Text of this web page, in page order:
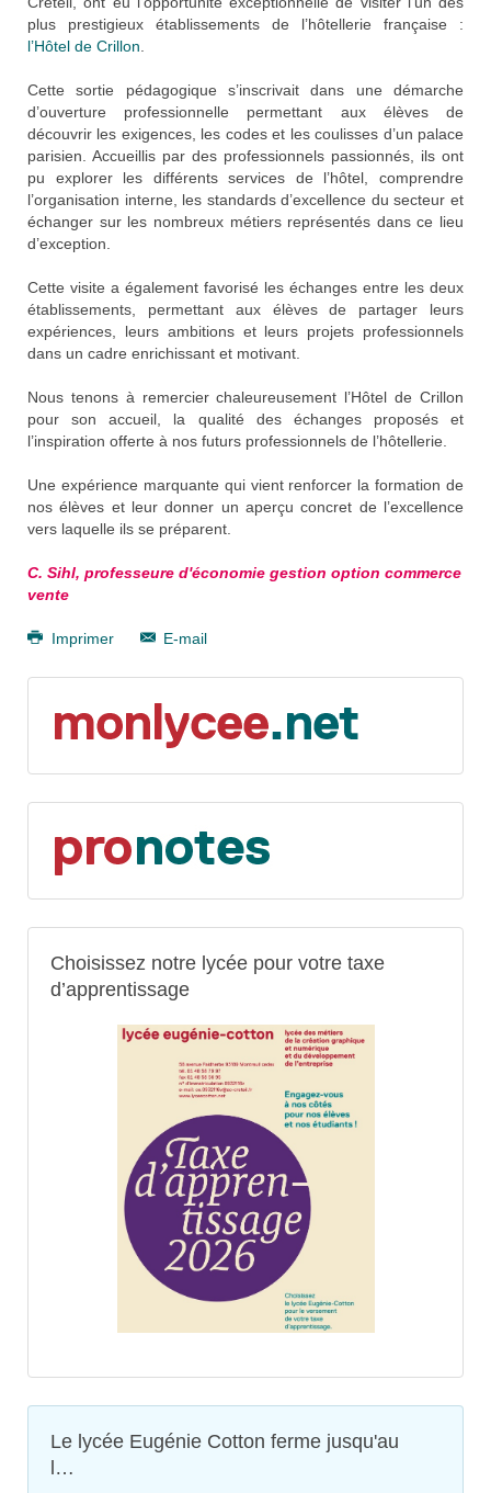
plus prestigieux établissements de l’hôtellerie française :
l’Hôtel de Crillon
Cette sortie pédagogique s’inscrivait dans une démarche
d’ouverture professionnelle permettant aux élèves de
découvrir les exigences, les codes et les coulisses d’un palace
parisien. Accueillis par des professionnels passionnés, ils ont
pu explorer les différents services de l’hôtel, comprendre
l’organisation interne, les standards d’excellence du secteur et
échanger sur les nombreux métiers représentés dans ce lieu
d’exception.
Cette visite a également favorisé les échanges entre les deux
établissements, permettant aux élèves de partager leurs
expériences, leurs ambitions et leurs projets professionnels
dans un cadre enrichissant et motivant.
Nous tenons à remercier chaleureusement l’Hôtel de Crillon
pour son accueil, la qualité des échanges proposés et
l’inspiration offerte à nos futurs professionnels de l’hôtellerie.
Une expérience marquante qui vient renforcer la formation de
nos élèves et leur donner un aperçu concret de l’excellence
vers laquelle ils se préparent.
C. Sihl, professeure d'économie gestion option commerce
vente
Imprimer E-mail
Choisissez notre lycée pour votre taxe
d’apprentissage
Le lycée Eugénie Cotton ferme jusqu'au
l…